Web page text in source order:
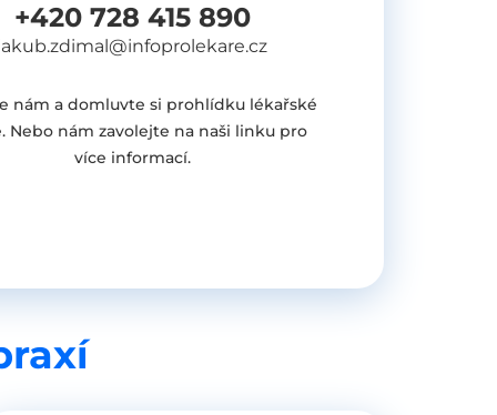
+420 728 415 890
nám a domluvte si prohlídku lékařské
Nebo nám zavolejte na naši linku pro
více informací.